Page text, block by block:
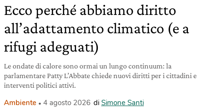
Ecco perché abbiamo diritto
all’adattamento climatico (e a
rifugi adeguati)
Le ondate di calore sono ormai un lungo continuum: la
parlamentare Patty L’Abbate chiede nuovi diritti per i cittadini e
interventi politici attivi.
Ambiente 4 agosto 2026 di Simone Santi